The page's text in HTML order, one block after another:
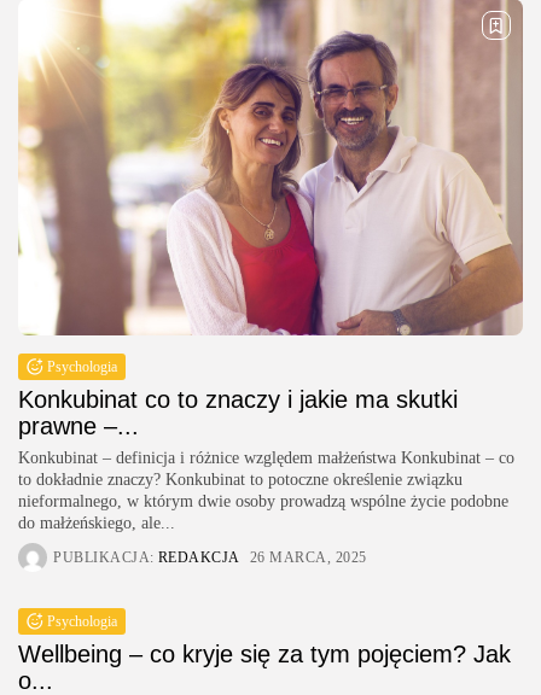
Psychologia
Konkubinat co to znaczy i jakie ma skutki
prawne –...
Konkubinat – definicja i różnice względem małżeństwa Konkubinat – co
to dokładnie znaczy? Konkubinat to potoczne określenie związku
nieformalnego, w którym dwie osoby prowadzą wspólne życie podobne
do małżeńskiego, ale...
PUBLIKACJA: REDAKCJA 26 MARCA, 2025
Psychologia
Wellbeing – co kryje się za tym pojęciem? Jak
o...